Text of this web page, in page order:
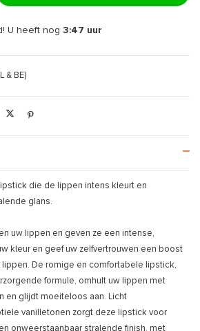
U heeft nog 3:47 uur
& BE)
die de lippen intens kleurt en
glans.
uw lippen en geven ze een intense,
kleur en geef uw zelfvertrouwen een boost
De romige en comfortabele lipstick,
formule, omhult uw lippen met
en glijdt moeiteloos aan. Licht
vanilletonen zorgt deze lipstick voor
onweerstaanbaar stralende finish, met